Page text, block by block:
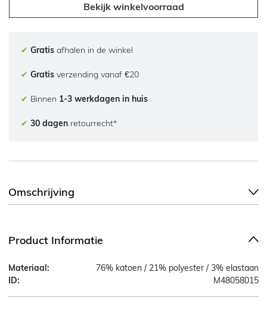
Bekijk winkelvoorraad
✔ Gratis afhalen in de winkel
✔ Gratis verzending vanaf €20
✔ Binnen 1-3 werkdagen in huis
✔ 30 dagen retourrecht*
Omschrijving
Product Informatie
Materiaal:
76% katoen / 21% polyester / 3% elastaan
ID:
M48058015